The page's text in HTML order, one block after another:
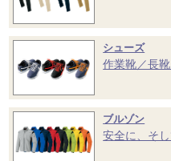
シューズ
作業靴／長
ブルゾン
安全に、そ